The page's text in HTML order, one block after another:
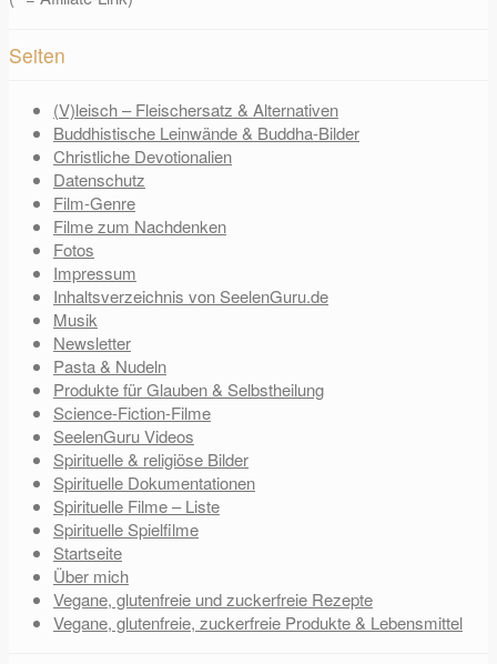
Seiten
(V)leisch – Fleischersatz & Alternativen
Buddhistische Leinwände & Buddha-Bilder
Christliche Devotionalien
Datenschutz
Film-Genre
Filme zum Nachdenken
Fotos
Impressum
Inhaltsverzeichnis von SeelenGuru.de
Musik
Newsletter
Pasta & Nudeln
Produkte für Glauben & Selbstheilung
Science-Fiction-Filme
SeelenGuru Videos
Spirituelle & religiöse Bilder
Spirituelle Dokumentationen
Spirituelle Filme – Liste
Spirituelle Spielfilme
Startseite
Über mich
Vegane, glutenfreie und zuckerfreie Rezepte
Vegane, glutenfreie, zuckerfreie Produkte & Lebensmittel